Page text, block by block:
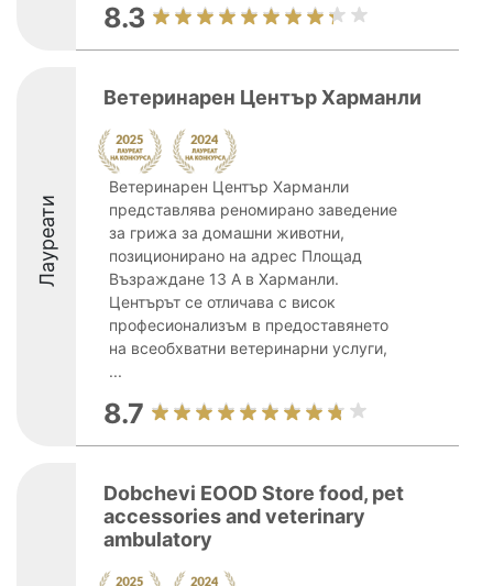
8.3
Лауреати
Ветеринарен Център Харманли
Ветеринарен Център Харманли
представлява реномирано заведение
за грижа за домашни животни,
позиционирано на адрес Площад
Възраждане 13 А в Харманли.
Центърът се отличава с висок
професионализъм в предоставянето
на всеобхватни ветеринарни услуги,
...
8.7
Dobchevi EOOD Store food, pet
accessories and veterinary
ambulatory